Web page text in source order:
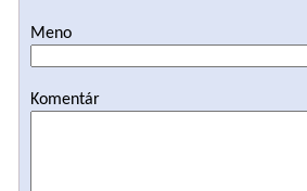
Meno
Komentár